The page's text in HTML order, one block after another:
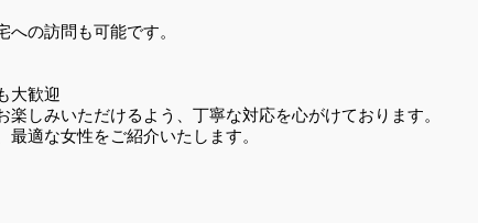
の訪問も可能です。
大歓迎
しみいただけるよう、丁寧な対応を心がけております。
適な女性をご紹介いたします。